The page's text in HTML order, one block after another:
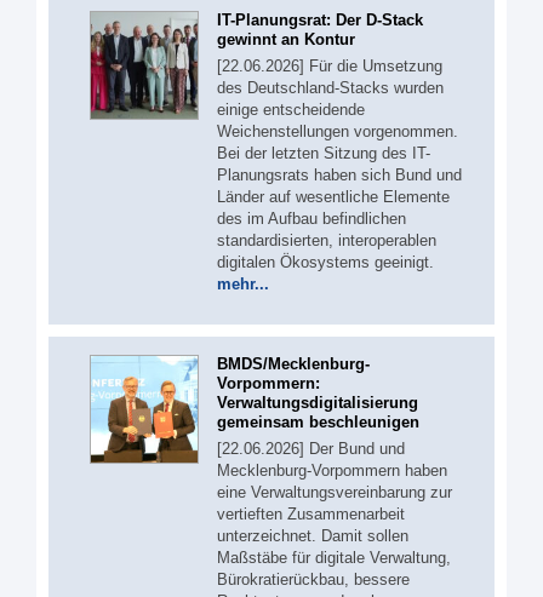
IT-Planungsrat: Der D-Stack
gewinnt an Kontur
[22.06.2026] Für die Umsetzung
des Deutschland-Stacks wurden
einige entscheidende
Weichenstellungen vorgenommen.
Bei der letzten Sitzung des IT-
Planungsrats haben sich Bund und
Länder auf wesentliche Elemente
des im Aufbau befindlichen
standardisierten, interoperablen
digitalen Ökosystems geeinigt.
mehr...
BMDS/Mecklenburg-
Vorpommern:
Verwaltungsdigitalisierung
gemeinsam beschleunigen
[22.06.2026] Der Bund und
Mecklenburg-Vorpommern haben
eine Verwaltungsvereinbarung zur
vertieften Zusammenarbeit
unterzeichnet. Damit sollen
Maßstäbe für digitale Verwaltung,
Bürokratierückbau, bessere